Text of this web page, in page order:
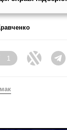
Facebook
1
Twitter